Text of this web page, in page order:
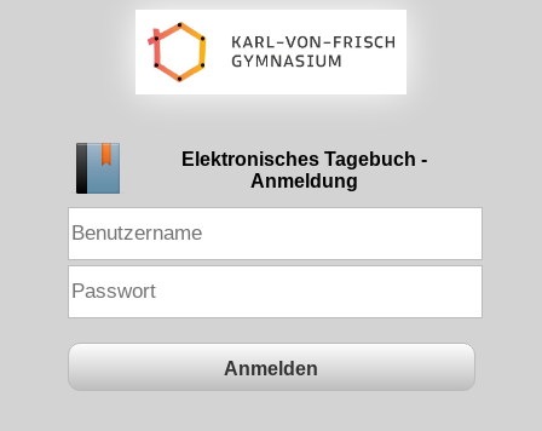
Elektronisches Tagebuch -
Anmeldung